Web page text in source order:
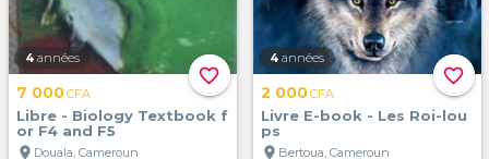
favorite_border
4 années
7 000CFA
Libre - Biology Textbook f
or F4 and F5
location_on Douala, Cameroun
favorite_border
4 années
2 000CFA
Livre E-book - Les Roi-lou
ps
location_on Bertoua, Cameroun